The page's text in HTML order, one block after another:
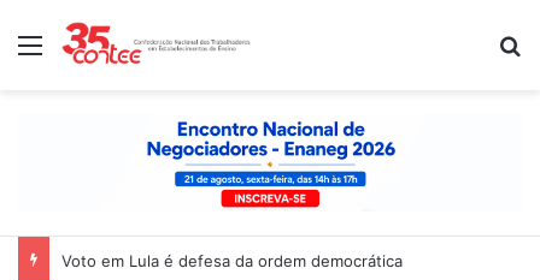
Menu
Voto em Lula é defesa da ordem democrática